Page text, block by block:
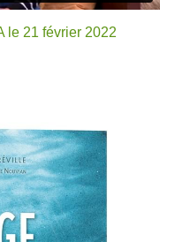
le 21 février 2022